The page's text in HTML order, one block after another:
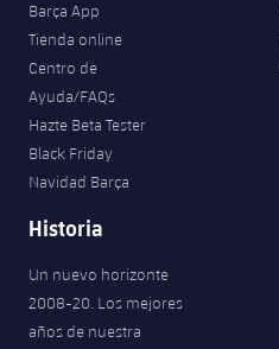
Barça App
Tienda online
Centro de
Ayuda/FAQs
Hazte Beta Tester
Black Friday
Navidad Barça
Historia
Un nuevo horizonte
2008-20. Los mejores
años de nuestra